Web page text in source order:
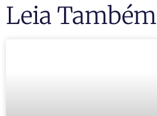
Leia Também